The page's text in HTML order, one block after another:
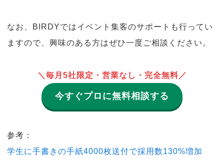
なお、BIRDYではイベント集客のサポートも行ってい
ますので、興味のある方はぜひ一度ご相談ください。
＼毎月5社限定・営業なし・完全無料／
今すぐプロに無料相談する
参考：
学生に手書きの手紙4000枚送付で採用数130%増加